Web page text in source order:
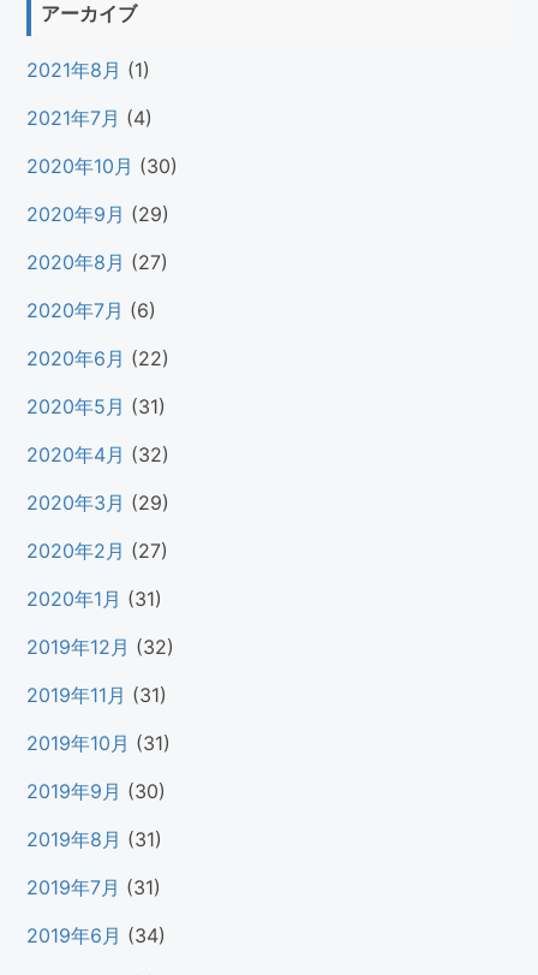
アーカイブ
2021年8月 (1)
2021年7月 (4)
2020年10月 (30)
2020年9月 (29)
2020年8月 (27)
2020年7月 (6)
2020年6月 (22)
2020年5月 (31)
2020年4月 (32)
2020年3月 (29)
2020年2月 (27)
2020年1月 (31)
2019年12月 (32)
2019年11月 (31)
2019年10月 (31)
2019年9月 (30)
2019年8月 (31)
2019年7月 (31)
2019年6月 (34)